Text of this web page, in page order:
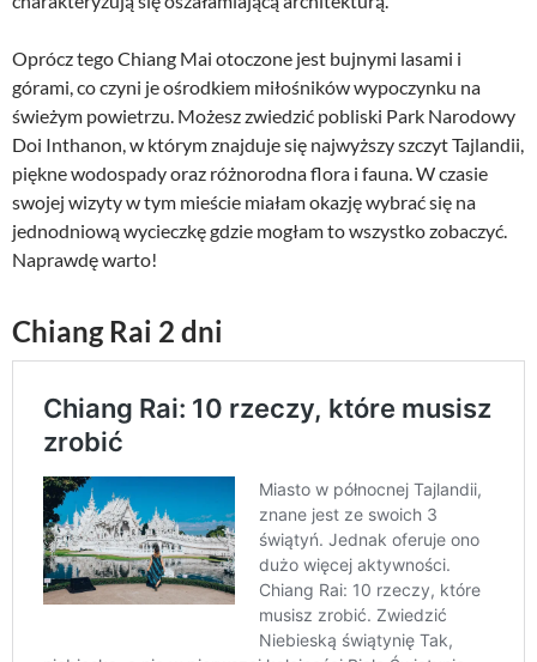
Oprócz tego Chiang Mai otoczone jest bujnymi lasami i
górami, co czyni je ośrodkiem miłośników wypoczynku na
świeżym powietrzu. Możesz zwiedzić pobliski Park Narodowy
Doi Inthanon, w którym znajduje się najwyższy szczyt Tajlandii,
piękne wodospady oraz różnorodna flora i fauna. W czasie
swojej wizyty w tym mieście miałam okazję wybrać się na
jednodniową wycieczkę gdzie mogłam to wszystko zobaczyć.
Naprawdę warto!
Chiang Rai 2 dni